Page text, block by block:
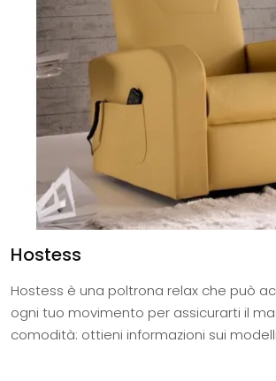
Hostess
Hostess è una poltrona relax che può
ogni tuo movimento per assicurarti il
comodità: ottieni informazioni sui modelli